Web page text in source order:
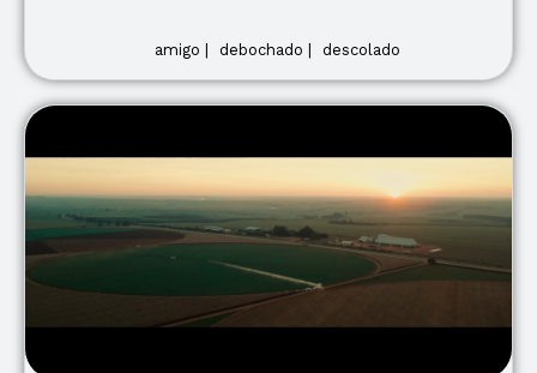
amigo | debochado | descolado